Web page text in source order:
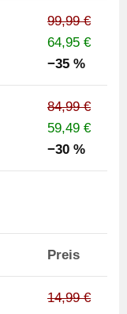
99,99 €
64,95 €
−35 %
84,99 €
59,49 €
−30 %
Preis
14,99 €